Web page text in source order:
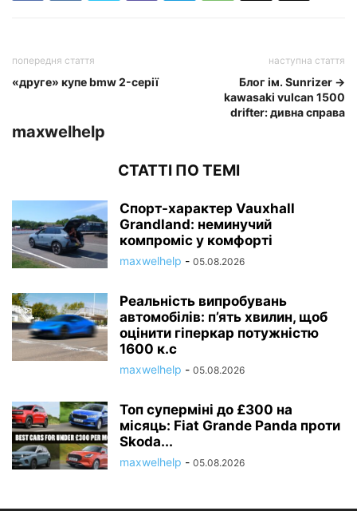
попередня стаття
«друге» купе bmw 2-серії
наступна стаття
Блог ім. Sunrizer →
kawasaki vulcan 1500
drifter: дивна справа
maxwelhelp
СТАТТІ ПО ТЕМІ
Спорт-характер Vauxhall
Grandland: неминучий
компроміс у комфорті
maxwelhelp - 05.08.2026
Реальність випробувань
автомобілів: п’ять хвилин, щоб
оцінити гіперкар потужністю
1600 к.с
maxwelhelp - 05.08.2026
Топ суперміні до £300 на
місяць: Fiat Grande Panda проти
Skoda...
maxwelhelp - 05.08.2026